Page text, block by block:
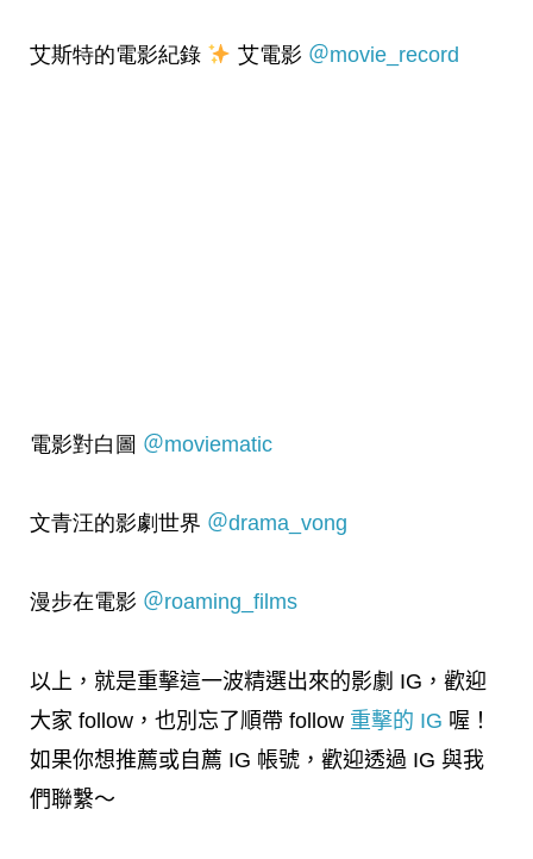
艾斯特的電影紀錄 艾電影 ＠movie_record
電影對白圖 ＠moviematic
文青汪的影劇世界 ＠drama_vong
漫步在電影 ＠roaming_films
以上，就是重擊這一波精選出來的影劇 IG，歡迎
大家 follow，也別忘了順帶 follow 重擊的 IG 喔！
如果你想推薦或自薦 IG 帳號，歡迎透過 IG 與我
們聯繫～